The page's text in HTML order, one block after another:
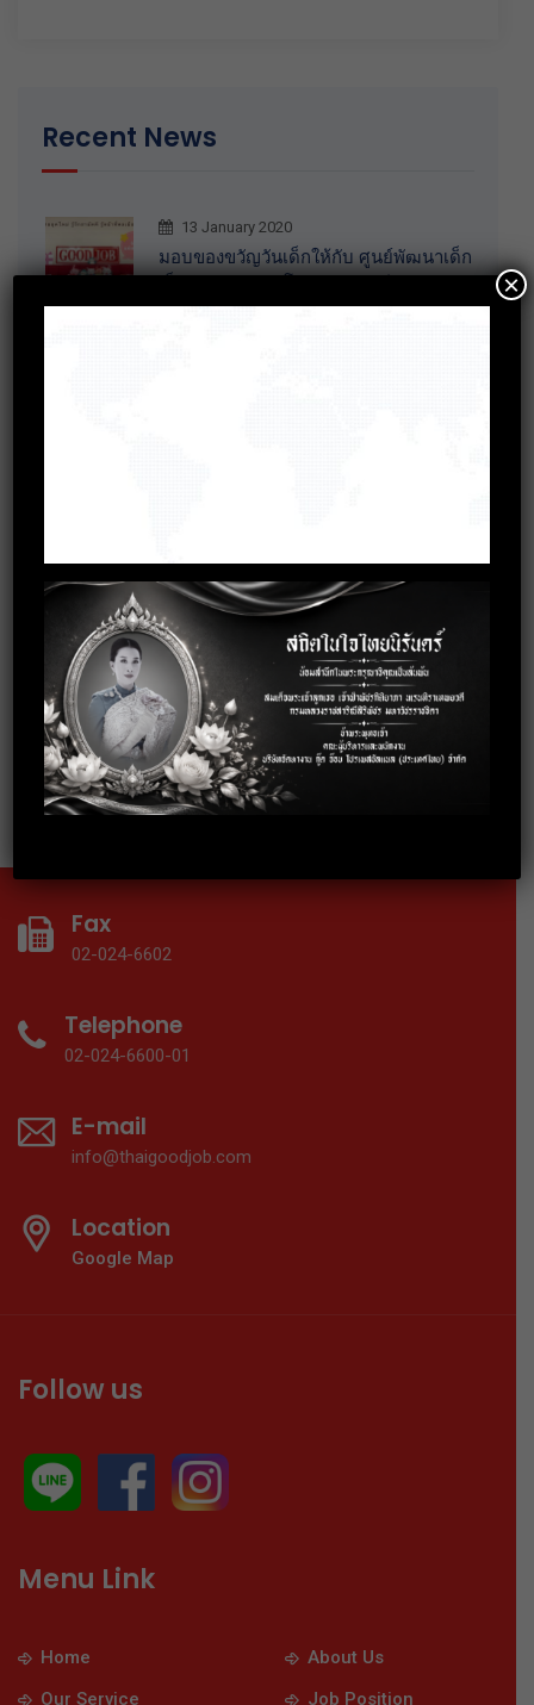
Recent News
13 January 2020
มอบของขวัญวันเด็กให้กับ ศูนย์พัฒนาเด็ก
3 October 2019
อบรมการพัฒนาบุคลิกภาพสู่การทำงาน
อย่างมืออาชีพ
18 September 2019
อบรมเทคนิคการทำงานร่วมกับคนทุก
Gen ให้ประสบความสำเร็จ
Fax
02-024-6602
Telephone
02-024-6600-01
E-mail
info@thaigoodjob.com
Location
Google Map
Follow us
Menu Link
Home
About Us
Our Service
Job Position
×